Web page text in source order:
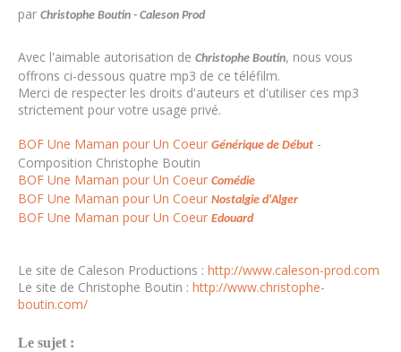
par Christophe Boutin - Caleson Prod
Avec l'aimable autorisation de Christophe Boutin, nous vous
offrons ci-dessous quatre mp3 de ce téléfilm.
Merci de respecter les droits d'auteurs et d'utiliser ces mp3
strictement pour votre usage privé.
BOF Une Maman pour Un Coeur Générique de Début -
Composition Christophe Boutin
BOF Une Maman pour Un Coeur Comédie
BOF Une Maman pour Un Coeur Nostalgie d'Alger
BOF Une Maman pour Un Coeur Edouard
Le site de Caleson Productions : http://www.caleson-prod.com
Le site de Christophe Boutin : http://www.christophe-
boutin.com/
Le sujet :